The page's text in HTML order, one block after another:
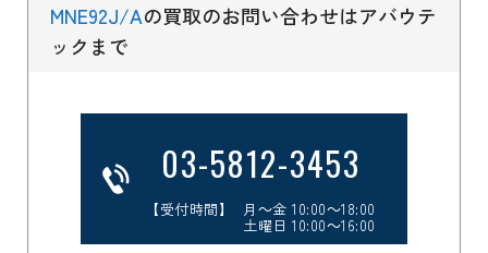
MNE92J/Aの買取のお問い合わせはアバウテ
ックまで
03-5812-3453
【受付時間】 月～金 10:00～18:00
土曜日 10:00～16:00